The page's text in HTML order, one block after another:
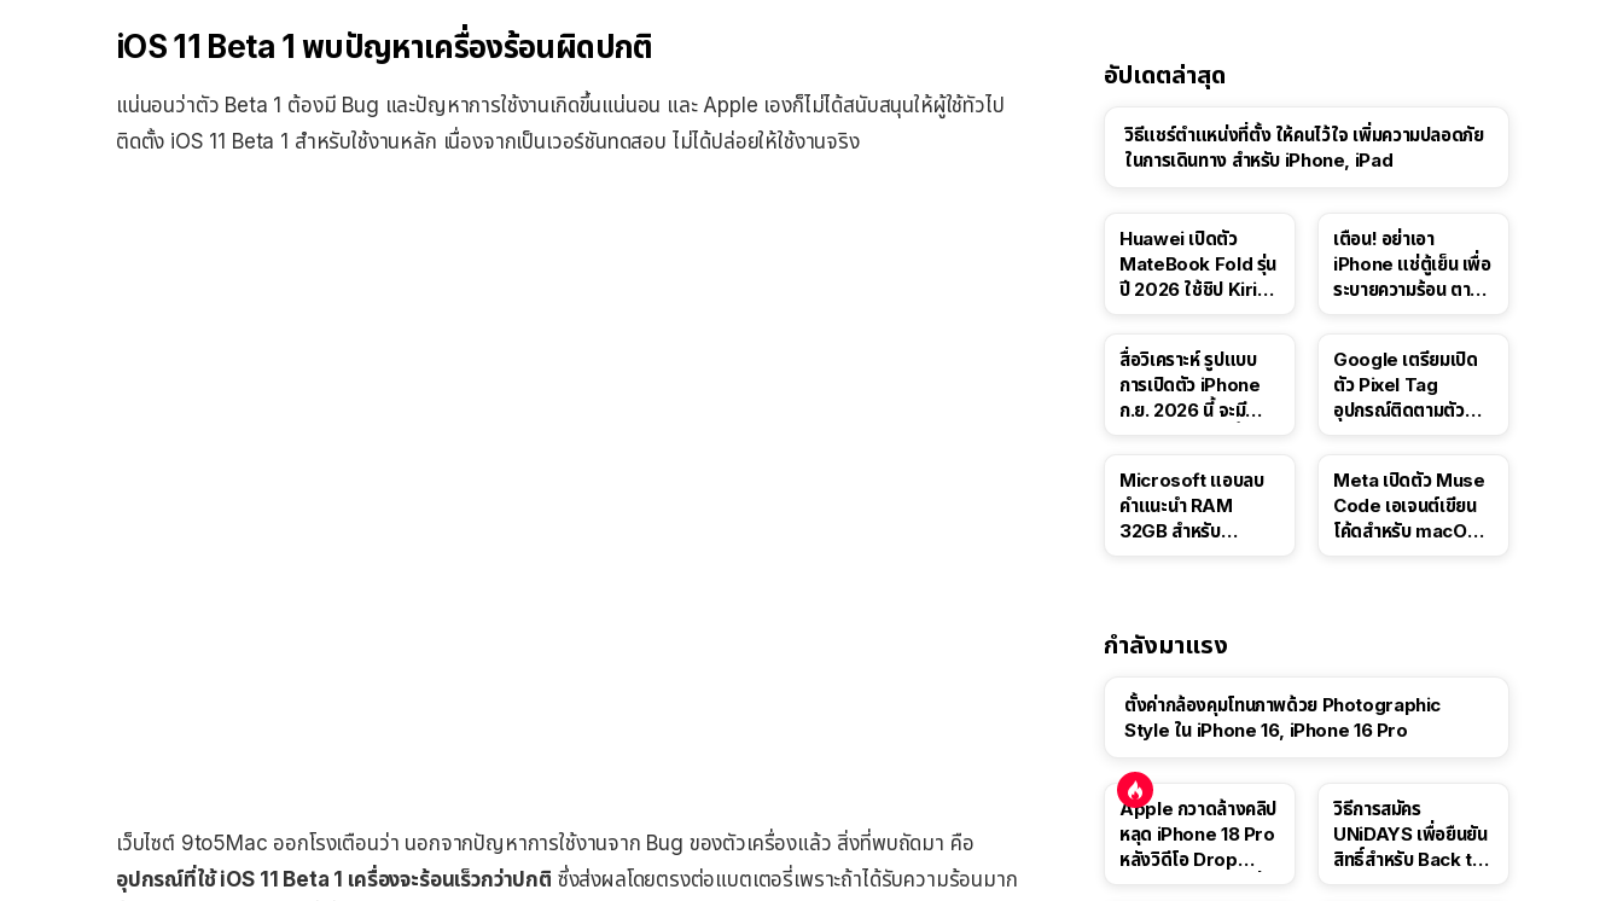
iOS 11 Beta 1 พบปัญหาเครื่องร้อนผิดปกติ
แน่นอนว่าตัว Beta 1 ต้องมี Bug และปัญหาการใช้งานเกิดขึ้นแน่นอน และ Apple เองก็ไม่ได้สนับสนุนให้ผู้ใช้ทัวไป
ติดตั้ง iOS 11 Beta 1 สำหรับใช้งานหลัก เนื่องจากเป็นเวอร์ชันทดสอบ ไม่ได้ปล่อยให้ใช้งานจริง
เว็บไซต์ 9to5Mac ออกโรงเตือนว่า นอกจากปัญหาการใช้งานจาก Bug ของตัวเครื่องแล้ว สิ่งที่พบถัดมา คือ
อุปกรณ์ที่ใช้ iOS 11 Beta 1 เครื่องจะร้อนเร็วกว่าปกติ ซึ่งส่งผลโดยตรงต่อแบตเตอรี่เพราะถ้าได้รับความร้อนมาก
อัปเดตล่าสุด
วิธีแชร์ตำแหน่งที่ตั้ง ให้คนไว้ใจ เพิ่มความปลอดภัย
ในการเดินทาง สำหรับ iPhone, iPad
Huawei เปิดตัว
MateBook Fold รุ่น
ปี 2026 ใช้ชิป Kirin
เตือน! อย่าเอา
iPhone แช่ตู้เย็น เพื่อ
ระบายความร้อน ตาม
สื่อวิเคราะห์ รูปแบบ
การเปิดตัว iPhone
ก.ย. 2026 นี้ จะมี
Google เตรียมเปิด
ตัว Pixel Tag
อุปกรณ์ติดตามตัว
Microsoft แอบลบ
คำแนะนำ RAM
32GB สำหรับ
Meta เปิดตัว Muse
Code เอเจนต์เขียน
โค้ดสำหรับ macOS
กำลังมาแรง
ตั้งค่ากล้องคุมโทนภาพด้วย Photographic
Style ใน iPhone 16, iPhone 16 Pro
Apple กวาดล้างคลิป
หลุด iPhone 18 Pro
หลังวิดีโอ Drop
วิธีการสมัคร
UNiDAYS เพื่อยืนยัน
สิทธิ์สำหรับ Back to